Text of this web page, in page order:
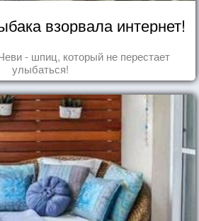
взорвала интернет!
- шпиц, который не перестает
улыбаться!